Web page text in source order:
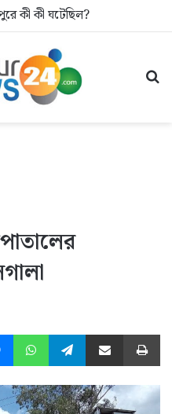
কী কী ঘটেছিল?
MessengerWhatsAppTelegramShare via Email